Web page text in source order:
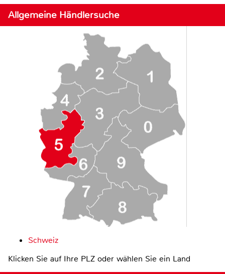
Allgemeine Händlersuche
Schweiz
Klicken Sie auf Ihre PLZ oder wählen Sie ein Land